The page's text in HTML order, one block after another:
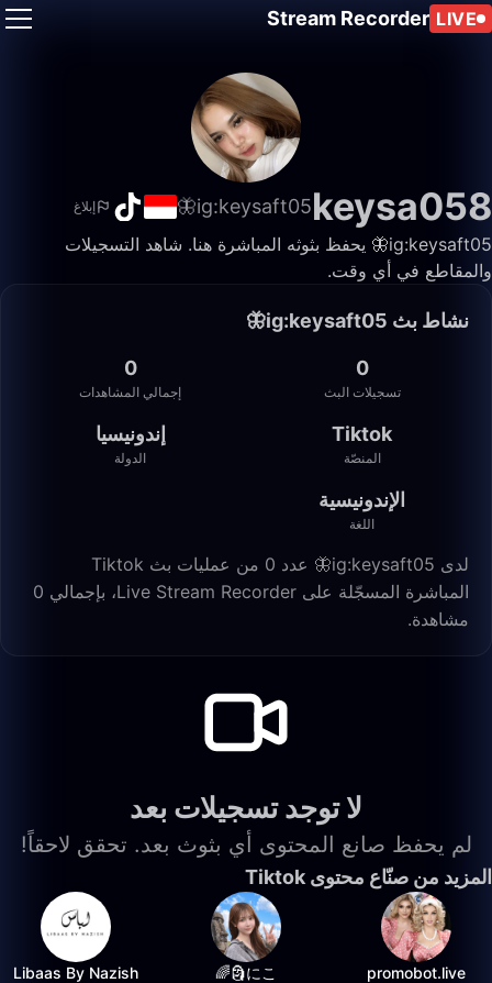
LIVE
Stream Recorder
keysa058
ig:keysaft05🦋 إبلاغ
ig:keysaft05🦋 يحفظ بثوثه المباشرة هنا. شاهد التسجيلات
والمقاطع في أي وقت.
نشاط بث ig:keysaft05🦋
0
تسجيلات البث
0
إجمالي المشاهدات
Tiktok
المنصّة
إندونيسيا
الدولة
الإندونيسية
اللغة
لدى ig:keysaft05🦋 عدد 0 من عمليات بث Tiktok
المباشرة المسجّلة على Live Stream Recorder، بإجمالي 0
مشاهدة.
لا توجد تسجيلات بعد
لم يحفظ صانع المحتوى أي بثوث بعد. تحقق لاحقاً!
المزيد من صنّاع محتوى Tiktok
promobot.live
にこ🗿🌈
Libaas By Nazish